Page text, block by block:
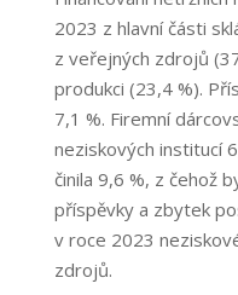
2023 z hlavní části
z veřejných zdrojů
produkci (23,4 %).
7,1 %. Firemní
neziskových institucí
činila 9,6 %, z čehož
příspěvky a zbytek
v roce 2023
zdrojů.